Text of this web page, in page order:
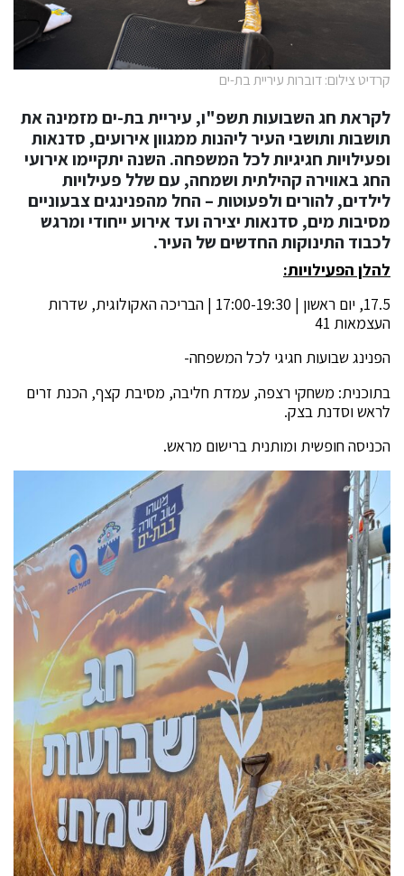
קרדיט צילום: דוברות עיריית בת-ים
לקראת חג השבועות תשפ"ו, עיריית בת-ים מזמינה את
תושבות ותושבי העיר ליהנות ממגוון אירועים, סדנאות
ופעילויות חגיגיות לכל המשפחה. השנה יתקיימו אירועי
החג באווירה קהילתית ושמחה, עם שלל פעילויות
לילדים, להורים ולפעוטות – החל מהפנינגים צבעוניים
מסיבות מים, סדנאות יצירה ועד אירוע ייחודי ומרגש
לכבוד התינוקות החדשים של העיר.
להלן הפעילויות:
17.5, יום ראשון | 17:00-19:30 | הבריכה האקולוגית, שדרות
העצמאות 41
הפנינג שבועות חגיגי לכל המשפחה-
בתוכנית: משחקי רצפה, עמדת חליבה, מסיבת קצף, הכנת זרים
לראש וסדנת בצק.
הכניסה חופשית ומותנית ברישום מראש.